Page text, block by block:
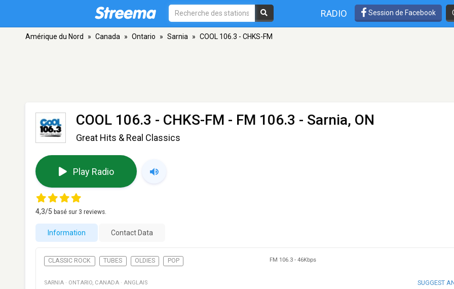
RADIO Session de Facebook
Amérique du Nord » Canada » Ontario » Sarnia » COOL 106.3 - CHKS-FM
COOL 106.3 - CHKS-FM - FM 106.3 - Sarnia, ON
Great Hits & Real Classics
Play Radio
4,3/5 basé sur 3 reviews.
Information Contact Data
CLASSIC ROCK TUBES OLDIES POP FM 106.3 - 46Kbps
SARNIA · ONTARIO, CANADA · ANGLAIS SUGGEST